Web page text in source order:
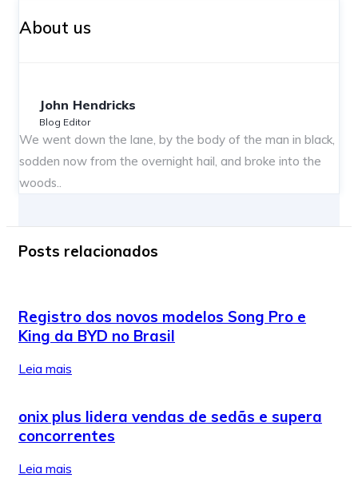
About us
John Hendricks
Blog Editor
We went down the lane, by the body of the man in black,
sodden now from the overnight hail, and broke into the
woods..
Posts relacionados
Registro dos novos modelos Song Pro e
King da BYD no Brasil
Leia mais
onix plus lidera vendas de sedãs e supera
concorrentes
Leia mais